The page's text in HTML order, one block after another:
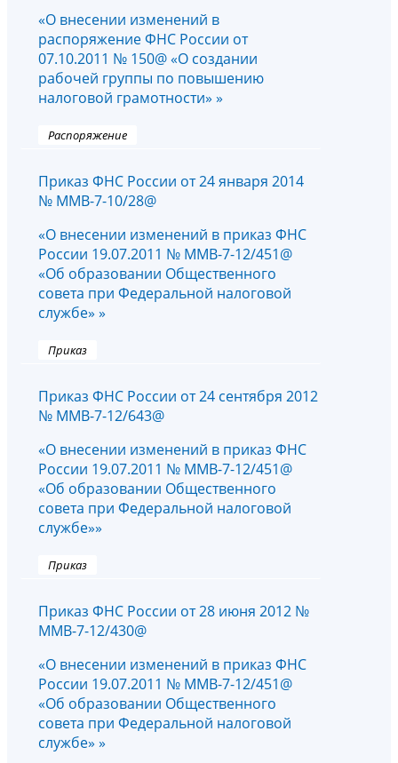
«О внесении изменений в
распоряжение ФНС России от
07.10.2011 № 150@ «О создании
рабочей группы по повышению
налоговой грамотности» »
Распоряжение
Приказ ФНС России от 24 января 2014
№ ММВ-7-10/28@
«О внесении изменений в приказ ФНС
России 19.07.2011 № ММВ-7-12/451@
«Об образовании Общественного
совета при Федеральной налоговой
службе» »
Приказ
Приказ ФНС России от 24 сентября 2012
№ ММВ-7-12/643@
«О внесении изменений в приказ ФНС
России 19.07.2011 № ММВ-7-12/451@
«Об образовании Общественного
совета при Федеральной налоговой
службе»»
Приказ
Приказ ФНС России от 28 июня 2012 №
ММВ-7-12/430@
«О внесении изменений в приказ ФНС
России 19.07.2011 № ММВ-7-12/451@
«Об образовании Общественного
совета при Федеральной налоговой
службе» »